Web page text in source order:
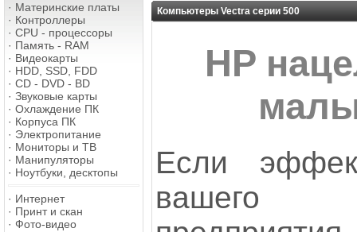
· Материнские платы
· Контроллеры
· CPU - процессоры
· Память - RAM
· Видеокарты
· HDD, SSD, FDD
· CD - DVD - BD
· Звуковые карты
· Охлаждение ПК
· Корпуса ПК
· Электропитание
· Мониторы и ТВ
· Манипуляторы
· Ноутбуки, десктопы
· Интернет
· Принт и скан
· Фото-видео
Компьютеры Vectra серии 500
HP
Если
вашего